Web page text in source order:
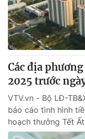
Các địa
2025 trước
VTV.vn - Bộ LĐ-
báo cáo tình hình
hoạch thưởng Tết